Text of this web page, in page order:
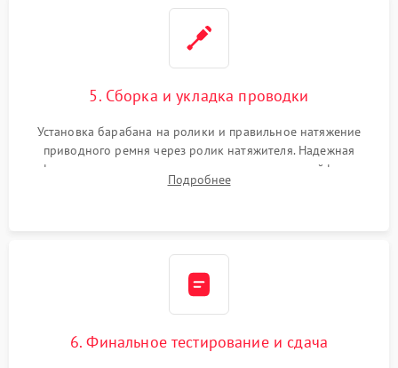
5. Сборка и укладка проводки
Установка барабана на ролики и правильное натяжение
приводного ремня через ролик натяжителя. Надежная
фиксация всех узлов, подключение клемм и шлейфов к
модулю управления. Монтаж корпусных панелей, люка и
Подробнее
6. Финальное тестирование и сдача